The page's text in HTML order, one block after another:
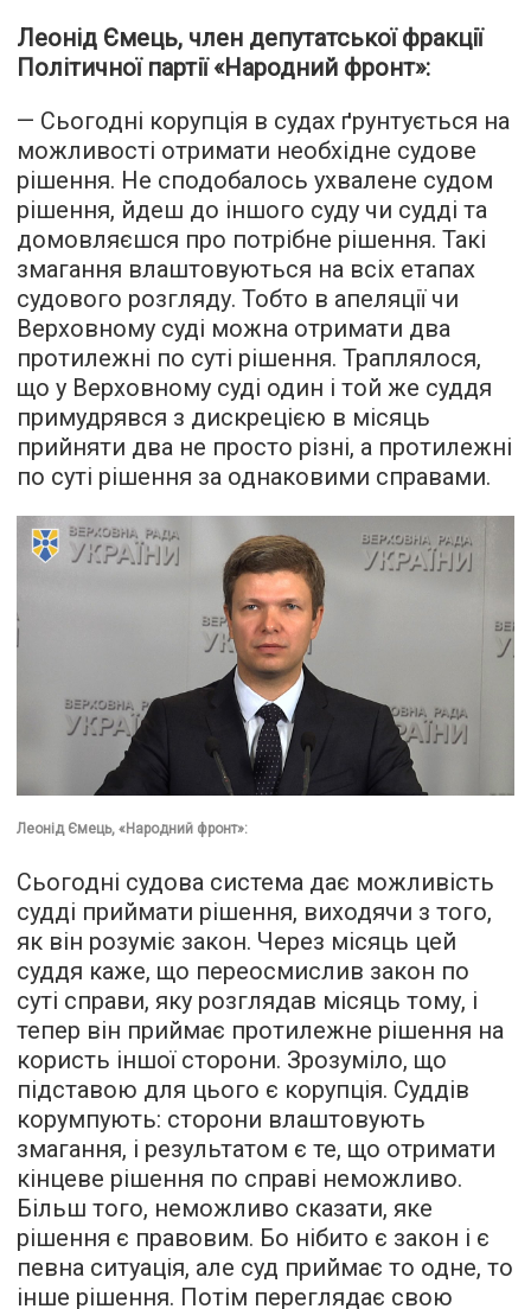
Леонід Ємець, член депутатської фракції
Політичної партії «Народний фронт»:
— Сьогодні корупція в судах ґрунтується на
можливості отримати необхідне судове
рішення. Не сподобалось ухвалене судом
рішення, йдеш до іншого суду чи судді та
домовляєшся про потрібне рішення. Такі
змагання влаштовуються на всіх етапах
судового розгляду. Тобто в апеляції чи
Верховному суді можна отримати два
протилежні по суті рішення. Траплялося,
що у Верховному суді один і той же суддя
примудрявся з дискрецією в місяць
прийняти два не просто різні, а протилежні
по суті рішення за однаковими справами.
Леонід Ємець, «Народний фронт»:
Сьогодні судова система дає можливість
судді приймати рішення, виходячи з того,
як він розуміє закон. Через місяць цей
суддя каже, що переосмислив закон по
суті справи, яку розглядав місяць тому, і
тепер він приймає протилежне рішення на
користь іншої сторони. Зрозуміло, що
підставою для цього є корупція. Суддів
корумпують: сторони влаштовують
змагання, і результатом є те, що отримати
кінцеве рішення по справі неможливо.
Більш того, неможливо сказати, яке
рішення є правовим. Бо нібито є закон і є
певна ситуація, але суд приймає то одне, то
інше рішення. Потім переглядає свою